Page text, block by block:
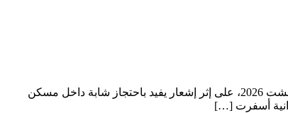
…… في مشهد بطولي تدخلت عناصر المركز الترابي للدرك الملكي بسيدي بوزيد، مدعومة بفرقة التدخل، خلال الساعات الأولى من صباح يوم 01 غشت 2026، على إثر إشعار يفيد باحتجاز شابة داخل مسكن
أسفرت […]